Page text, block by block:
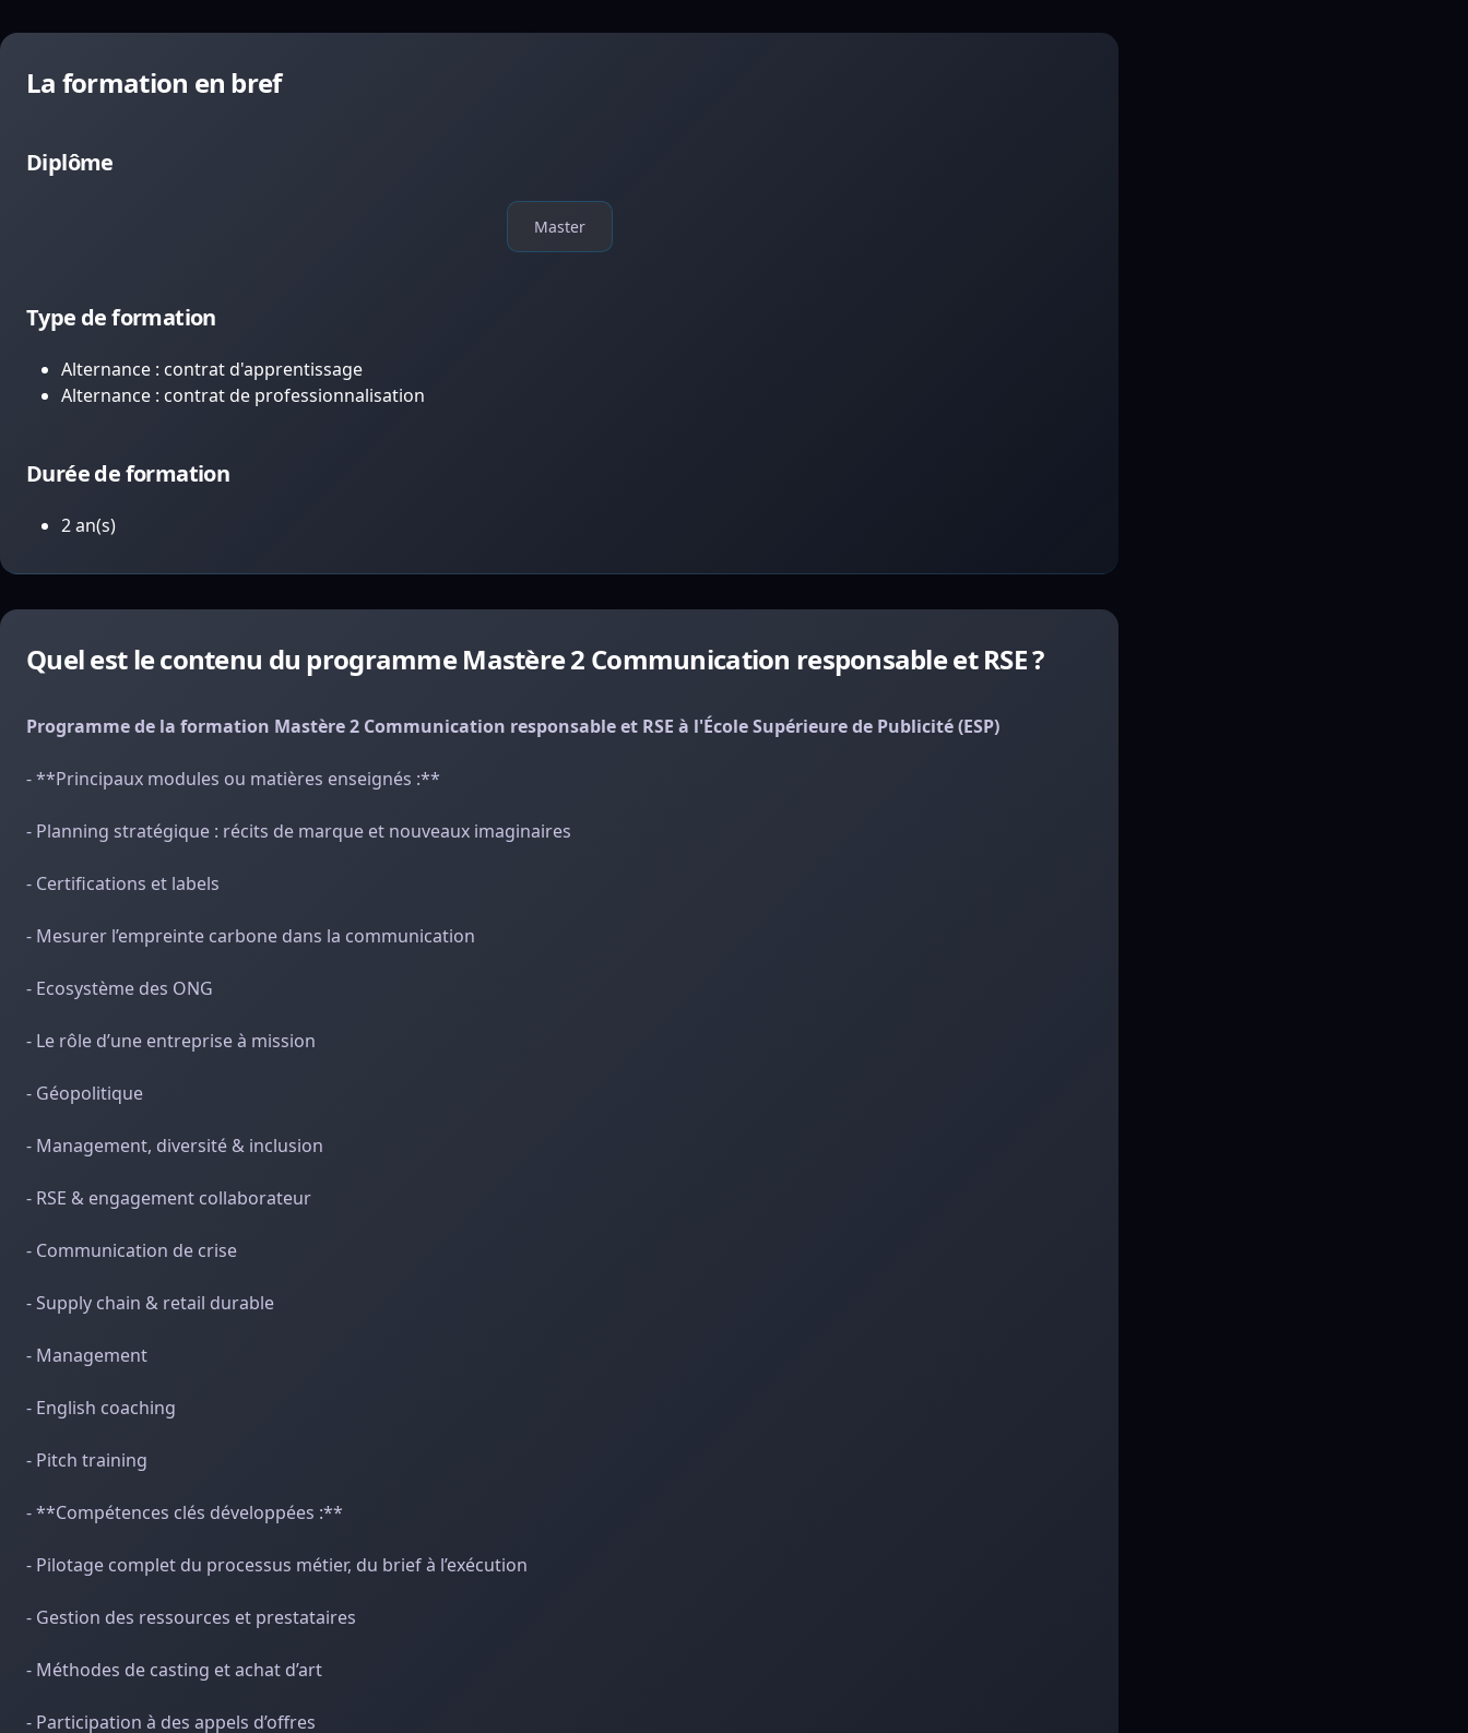
La formation en bref
Diplôme
Master
Type de formation
Alternance : contrat d'apprentissage
Alternance : contrat de professionnalisation
Durée de formation
2 an(s)
Quel est le contenu du programme Mastère 2 Communication responsable et RSE ?
Programme de la formation Mastère 2 Communication responsable et RSE à l'École Supérieure de Publicité (ESP)
- **Principaux modules ou matières enseignés :**
- Planning stratégique : récits de marque et nouveaux imaginaires
- Certifications et labels
- Mesurer l’empreinte carbone dans la communication
- Ecosystème des ONG
- Le rôle d’une entreprise à mission
- Géopolitique
- Management, diversité & inclusion
- RSE & engagement collaborateur
- Communication de crise
- Supply chain & retail durable
- Management
- English coaching
- Pitch training
- **Compétences clés développées :**
- Pilotage complet du processus métier, du brief à l’exécution
- Gestion des ressources et prestataires
- Méthodes de casting et achat d’art
- Participation à des appels d’offres